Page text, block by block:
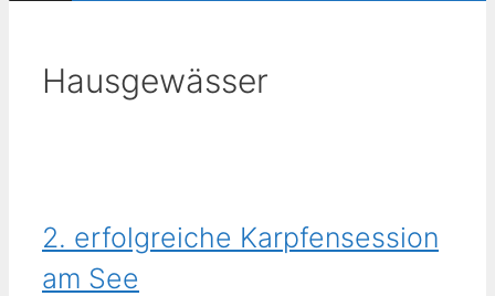
Hausgewässer
2. erfolgreiche Karpfensession
am See